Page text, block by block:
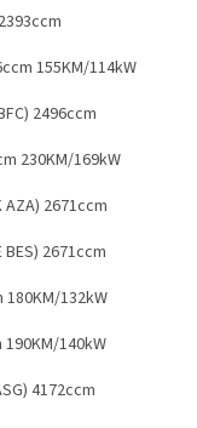
155KM/114kW
2496ccm
230KM/169kW
2671ccm
2671ccm
180KM/132kW
190KM/140kW
4172ccm